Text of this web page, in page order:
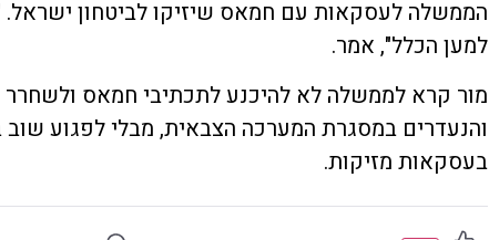
הממשלה לעסקאות עם חמאס שיזיקו לביטחון ישראל.
למען הכלל", אמר.
מור קרא לממשלה לא להיכנע לתכתיבי חמאס
והנעדרים במסגרת המערכה הצבאית, מבלי לפגוע שוב
בעסקאות מזיקות.